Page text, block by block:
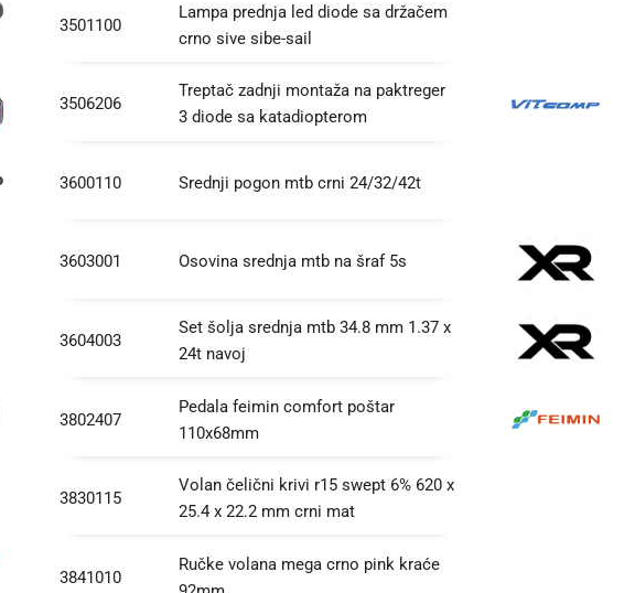
3501100
Lampa prednja led diode sa držačem
crno sive sibe-sail
3506206
Treptač zadnji montaža na paktreger
3 diode sa katadiopterom
3600110 Srednji pogon mtb crni 24/32/42t
3603001 Osovina srednja mtb na šraf 5s
3604003
Set šolja srednja mtb 34.8 mm 1.37 x
24t navoj
3802407
Pedala feimin comfort poštar
110x68mm
3830115
Volan čelični krivi r15 swept 6% 620 x
25.4 x 22.2 mm crni mat
3841010
Ručke volana mega crno pink kraće